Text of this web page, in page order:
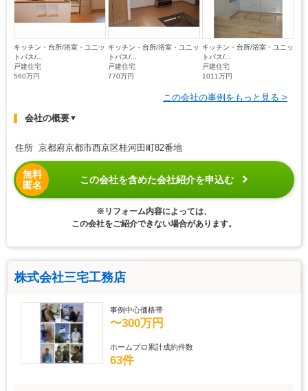
キッチン・台所/浴室・ユニッ
トバス/...
戸建住宅
560万円
キッチン・台所/浴室・ユニッ
トバス/...
戸建住宅
770万円
キッチン・台所/浴室・ユニッ
トバス/...
戸建住宅
1011万円
この会社の事例をもっと見る >
会社の概要▼
住所 京都府京都市西京区桂河田町82番地
無料
匿名
この会社を含めた会社紹介を申込む
※リフォーム内容によっては、
この会社をご紹介できない場合があります。
株式会社三宅工務店
事例中心価格帯
〜300万円
ホームプロ累計成約件数
63件